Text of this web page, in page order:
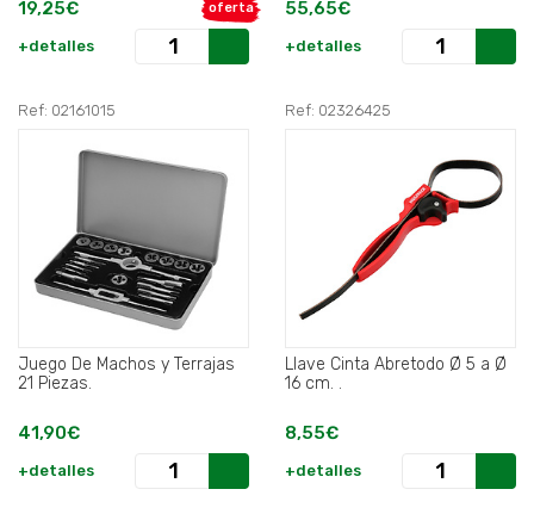
oferta
19,25€
+detalles
55,65€
+detalles
Ref: 02161015
Juego De Machos y Terrajas
21 Piezas.
41,90€
+detalles
Ref: 02326425
Llave Cinta Abretodo Ø 5 a Ø
16 cm. .
8,55€
+detalles